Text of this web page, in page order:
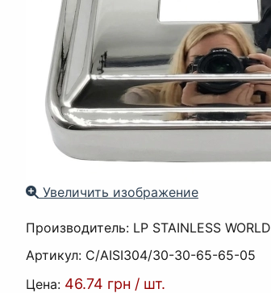
Увеличить изображение
Производитель: LP STAINLESS WORLD
Артикул: C/AISI304/30-30-65-65-05
Цена: 46.74 грн / шт.